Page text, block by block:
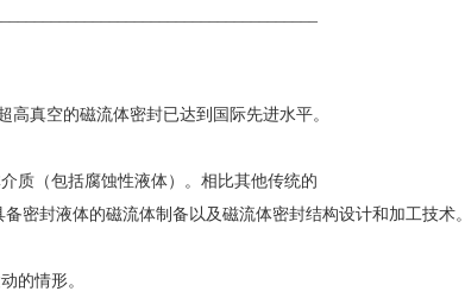
真空的磁流体密封已达到国际先进水平。
质（包括腐蚀性液体）。相比其他传统的
备密封液体的磁流体制备以及磁流体密封结构设计和加工技术。
的情形。